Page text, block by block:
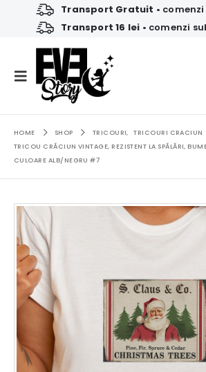
Transport Gratuit •
Transport 16 lei • comenzi
HOME SHOP TRICOURI,
TRICOURI CRACIUN
TRICOU CRĂCIUN VINTAGE, REZISTENT LA SPĂLĂRI,
CULOARE ALB/NEGRU #7